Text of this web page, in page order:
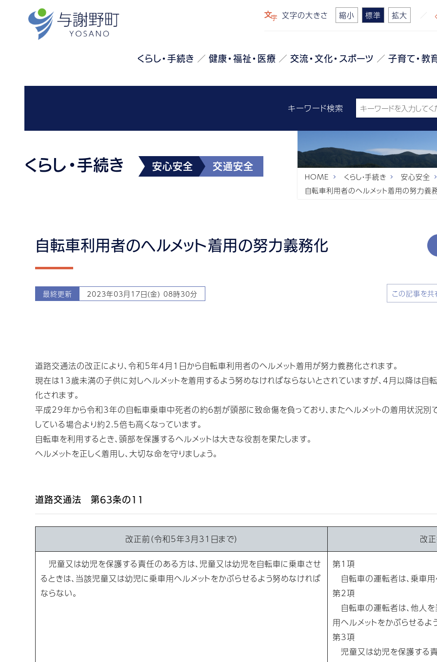
文字の大きさ 縮小 標準 拡大
くらし・手続き 健康・福祉・医療 交流・文化・スポーツ 子育て・教
キーワード検索
くらし・手続き 安心安全 交通安全
HOME くらし・手続き
安心安全
自転車利用者のヘルメット着用の努力義
自転車利用者のヘルメット着用の努力義務化
最終更新 2023年03月17日(金) 08時30分 この記事を共
道路交通法の改正により、令和5年4月1日から自転車利用者のヘルメット着用が努力義務化されます。
現在は13歳未満の子供に対しヘルメットを着用するよう努めなければならないとされていますが、4月以降は自
化されます。
平成29年から令和3年の自転車乗車中死者の約６割が頭部に致命傷を負っており、またヘルメットの着用状況別
している場合より約2.5倍も高くなっています。
自転車を利用するとき、頭部を保護するヘルメットは大きな役割を果たします。
ヘルメットを正しく着用し、大切な命を守りましょう。
道路交通法 第63条の11
改正前（令和5年3月31日まで） 改
児童又は幼児を保護する責任のある方は、児童又は幼児を自転車に乗車させ
るときは、当該児童又は幼児に乗車用ヘルメットをかぶらせるよう努めなければ
ならない。
第1項
自転車の運転者は、乗車用
第2項
自転車の運転者は、他人
用ヘルメットをかぶらせる
第3項
児童又は幼児を保護する